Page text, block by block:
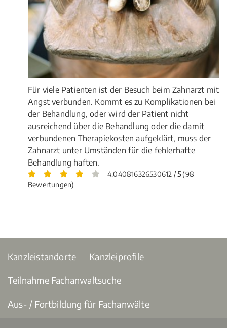
Für viele Patienten ist der Besuch beim Zahnarzt mit
Angst verbunden. Kommt es zu Komplikationen bei
der Behandlung, oder wird der Patient nicht
ausreichend über die Behandlung oder die damit
verbundenen Therapiekosten aufgeklärt, muss der
Zahnarzt unter Umständen für die fehlerhafte
Behandlung haften.
4.040816326530612 /5(98
Bewertungen)
Kanzleistandorte Kanzleiprofile
Teilnahme Fachanwaltsuche
Aus- / Fortbildung für Fachanwälte